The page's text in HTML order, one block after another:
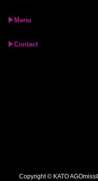
▶︎Menu
▶︎Contact
Copyright © KATO